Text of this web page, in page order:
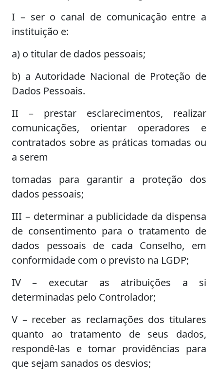
I – ser o canal de comunicação entre a
instituição e:
a) o titular de dados pessoais;
b) a Autoridade Nacional de Proteção de
Dados Pessoais.
II – prestar esclarecimentos, realizar
comunicações, orientar operadores e
contratados sobre as práticas tomadas ou
a serem
tomadas para garantir a proteção dos
dados pessoais;
III – determinar a publicidade da dispensa
de consentimento para o tratamento de
dados pessoais de cada Conselho, em
conformidade com o previsto na LGDP;
IV – executar as atribuições a si
determinadas pelo Controlador;
V – receber as reclamações dos titulares
quanto ao tratamento de seus dados,
respondê-las e tomar providências para
que sejam sanados os desvios;